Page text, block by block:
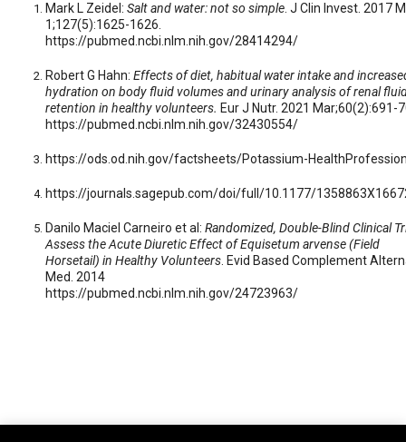
Mark L Zeidel: Salt and water: not so simple . J Clin Invest. 2017
1;127(5):1625-1626.
https://pubmed.ncbi.nlm.nih.gov/28414294/
Robert G Hahn: Effects of diet, habitual water intake and
hydration on body fluid volumes and urinary analysis of renal
retention in healthy volunteers. Eur J Nutr. 2021 Mar;60(2):691-
https://pubmed.ncbi.nlm.nih.gov/32430554/
https://ods.od.nih.gov/factsheets/Potassium-
https://journals.sagepub.com/doi/full/10.1177/
Danilo Maciel Carneiro et al: Randomized, Double-Blind Clinical
Assess the Acute Diuretic Effect of Equisetum arvense (Field
Horsetail) in Healthy Volunteers . Evid Based Complement
Med. 2014
https://pubmed.ncbi.nlm.nih.gov/24723963/